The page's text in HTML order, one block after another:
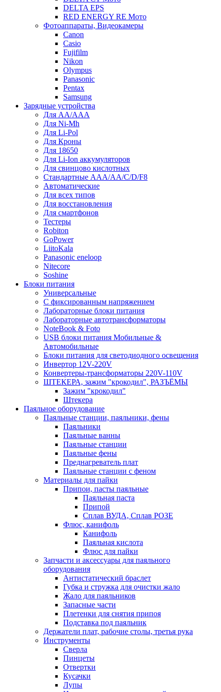
DELTA EPS
RED ENERGY RE Мото
Фотоаппараты, Видеокамеры
Canon
Casio
Fujifilm
Nikon
Olympus
Panasonic
Pentax
Samsung
Зарядные устройства
Для AA/AAA
Для Ni-Mh
Для Li-Pol
Для Кроны
Для 18650
Для Li-Ion аккумуляторов
Для свинцово кислотных
Стандартные ААА/АА/С/D/F8
Автоматические
Для всех типов
Для восстановления
Для смартфонов
Тестеры
Robiton
GoPower
LiitoKala
Panasonic eneloop
Nitecore
Soshine
Блоки питания
Универсальные
C фиксированным напряжением
Лабораторные блоки питания
Лабораторные автотрансформаторы
NoteBook & Foto
USB блоки питания Мобильные &
Автомобильные
Блоки питания для светодиодного освещения
Инвертор 12V-220V
Конвертеры-трансформаторы 220V-110V
ШТЕКЕРА, зажим "крокодил", РАЗЪЁМЫ
Зажим "крокодил"
Штекера
Паяльное оборудование
Паяльные станции, паяльники, фены
Паяльники
Паяльные ванны
Паяльные станции
Паяльные фены
Преднагреватель плат
Паяльные станции с феном
Материалы для пайки
Припои, пасты паяльные
Паяльная паста
Припой
Сплав ВУДА, Сплав РОЗЕ
Флюс, канифоль
Канифоль
Паяльная кислота
Флюс для пайки
Запчасти и аксессуары для паяльного
оборудования
Антистатический браслет
Губка и стружка для очистки жало
Жало для паяльников
Запасные части
Плетенки для снятия припоя
Подставка под паяльник
Держатели плат, рабочие столы, третья рука
Инструменты
Сверла
Пинцеты
Отвертки
Кусачки
Лупы